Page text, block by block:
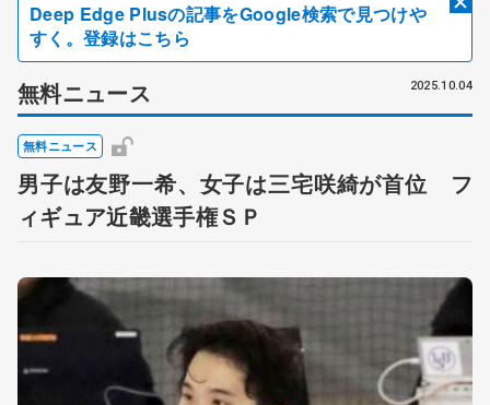
Deep Edge Plusの記事をGoogle検索で見つけや
すく。登録はこちら
無料ニュース 2025.10.04
無料ニュース
男子は友野一希、女子は三宅咲綺が首位 フ
ィギュア近畿選手権ＳＰ